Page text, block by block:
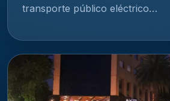
transporte público eléctrico…